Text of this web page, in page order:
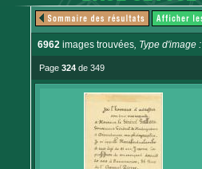
6962 images trouvées, Type d'image :
Page 324 de 349